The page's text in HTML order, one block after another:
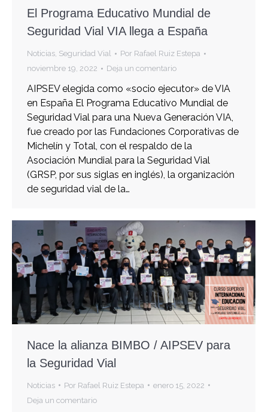
El Programa Educativo Mundial de
Seguridad Vial VIA llega a España
Noticias, Seguridad Vial Por Rafael Ruiz Estepa
noviembre 19, 2022
Deja un comentario
AIPSEV elegida como «socio ejecutor» de VIA
en España El Programa Educativo Mundial de
Seguridad Vial para una Nueva Generación VIA,
fue creado por las Fundaciones Corporativas de
Michelín y Total, con el respaldo de la
Asociación Mundial para la Seguridad Vial
(GRSP, por sus siglas en inglés), la organización
de seguridad vial de la…
Nace la alianza BIMBO / AIPSEV para
la Seguridad Vial
Noticias Por Rafael Ruiz Estepa
enero 15, 2022
Deja un comentario